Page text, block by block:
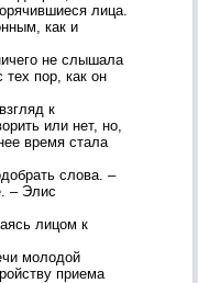
лица.
как и
не слышала
пор, как он
к
или нет, но,
время стала
слова. –
– Элис
лицом к
молодой
приема